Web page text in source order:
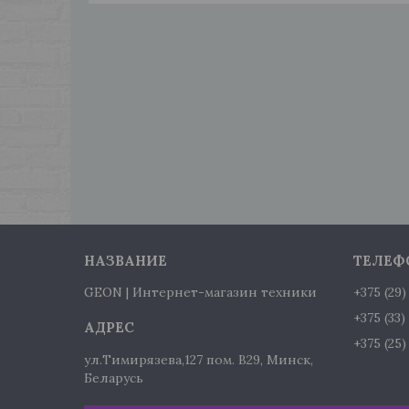
GEON | Интернет-магазин техники
ул.Тимирязева,127 пом. В29, Минск,
Беларусь
+375
+375
+375